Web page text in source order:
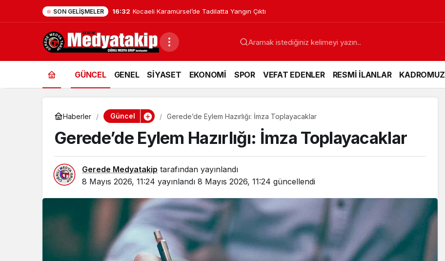
SON GELIŞMELER 16:32 Düzce’de Kadınlar Mutfak Atölyesi ile Profesyonelliğe Adım Attı
GÜNCEL GENEL SİYASET EKONOMİ SPOR VEFAT EDENLER RESMİ İLANLAR KADROMUZ
Haberler Güncel Gerede’de Eylem Hazırlığı: İmza Toplayacaklar
Gerede’de Eylem Hazırlığı: İmza Toplayacaklar
Gerede Medyatakip tarafından yayınlandı
8 Mayıs 2026, 11:24 yayınlandı 8 Mayıs 2026, 11:24 güncellendi
Düzce’de Kadınlar